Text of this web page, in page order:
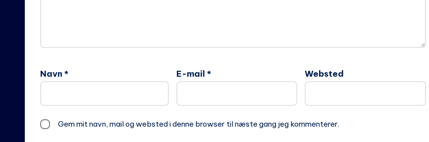
Navn * E-mail * Websted
Gem mit navn, mail og websted i denne browser til næste gang jeg kommenterer.